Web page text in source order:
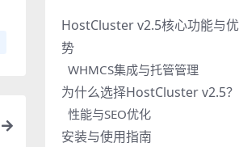
HostCluster v2.5核心功能与优
势
WHMCS集成与托管管理
为什么选择HostCluster v2.5？
性能与SEO优化
安装与使用指南